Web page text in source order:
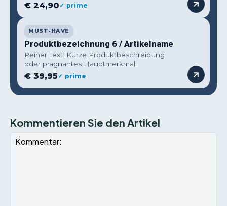
€ 24,90✓ prime
MUST-HAVE
Produktbezeichnung 6 / Artikelname
Reiner Text: Kurze Produktbeschreibung
oder prägnantes Hauptmerkmal.
€ 39,95✓ prime
Kommentieren Sie den Artikel